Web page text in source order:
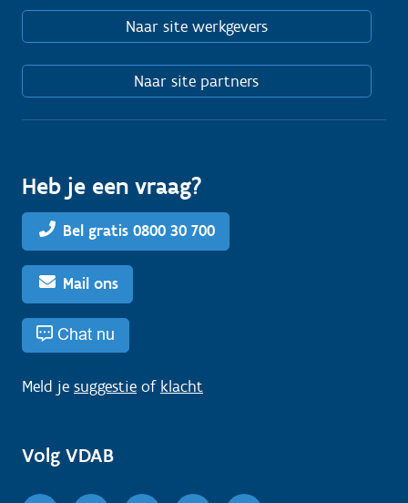
Naar site werkgevers
Naar site partners
Heb je een vraag?
Bel gratis 0800 30 700
Mail ons
Chat nu
Meld je suggestie of klacht
Volg VDAB